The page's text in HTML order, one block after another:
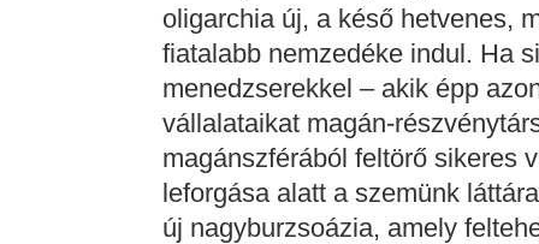
oligarchia új, a késő hetvenes,
fiatalabb nemzedéke indul. Ha
menedzserekkel – akik épp
vállalataikat magán-
magánszférából feltörő sikeres
leforgása alatt a szemünk
új nagyburzsoázia, amely